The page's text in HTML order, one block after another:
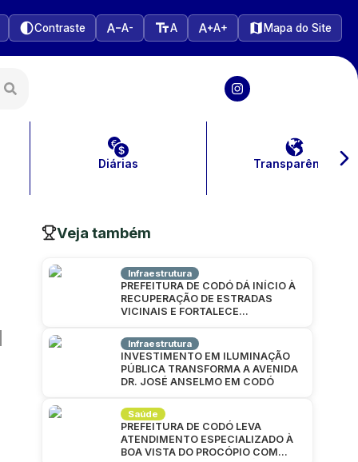
Contraste A- A A+ Mapa do Site
Diárias Transparência
Veja também
Infraestrutura
PREFEITURA DE CODÓ DÁ INÍCIO À
RECUPERAÇÃO DE ESTRADAS
VICINAIS E FORTALECE
Infraestrutura
INVESTIMENTO EM ILUMINAÇÃO
PÚBLICA TRANSFORMA A AVENIDA
DR. JOSÉ ANSELMO EM CODÓ
Saúde
PREFEITURA DE CODÓ LEVA
ATENDIMENTO ESPECIALIZADO À
BOA VISTA DO PROCÓPIO COM